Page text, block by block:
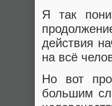
Я так
действия
на всё
Но вот
большим